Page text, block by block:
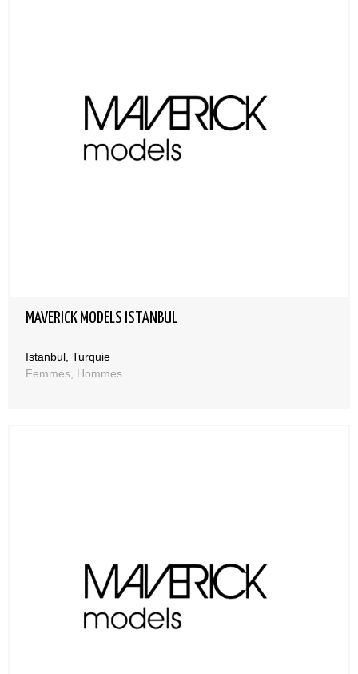
MAVERICK MODELS ISTANBUL
Istanbul, Turquie
Femmes, Hommes